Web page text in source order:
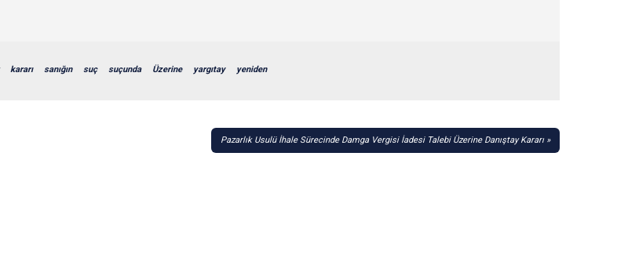
kararı sanığın suç suçunda Üzerine yargıtay yeniden
Pazarlık Usulü İhale Sürecinde Damga Vergisi İadesi Talebi Üzerine Danıştay Kararı